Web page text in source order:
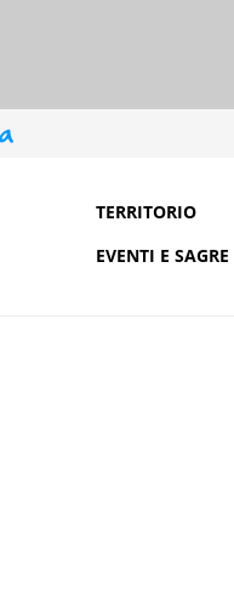
TERRITORIO
EVENTI E SAGRE